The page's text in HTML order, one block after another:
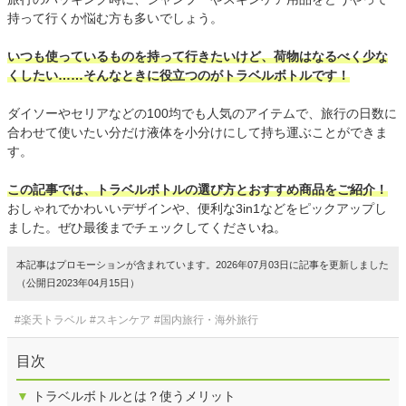
持って行くか悩む方も多いでしょう。
いつも使っているものを持って行きたいけど、荷物はなるべく少な
くしたい……そんなときに役立つのがトラベルボトルです！
ダイソーやセリアなどの100均でも人気のアイテムで、旅行の日数に
合わせて使いたい分だけ液体を小分けにして持ち運ぶことができま
す。
この記事では、トラベルボトルの選び方とおすすめ商品をご紹介！
おしゃれでかわいいデザインや、便利な3in1などをピックアップし
ました。ぜひ最後までチェックしてくださいね。
本記事はプロモーションが含まれています。2026年07月03日に記事を更新しました
（公開日2023年04月15日）
#楽天トラベル #スキンケア #国内旅行・海外旅行
目次
▼ トラベルボトルとは？使うメリット